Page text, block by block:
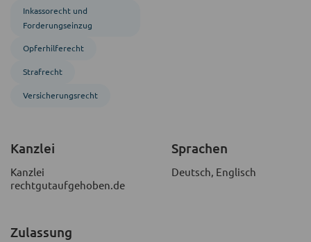
Inkasso­recht und
Forderungs­einzug
Opferhilferecht
Strafrecht
Versicherungsrecht
Kanzlei
Kanzlei
rechtgutaufgehoben.de
Sprachen
Deutsch, Englisch
Zulassung